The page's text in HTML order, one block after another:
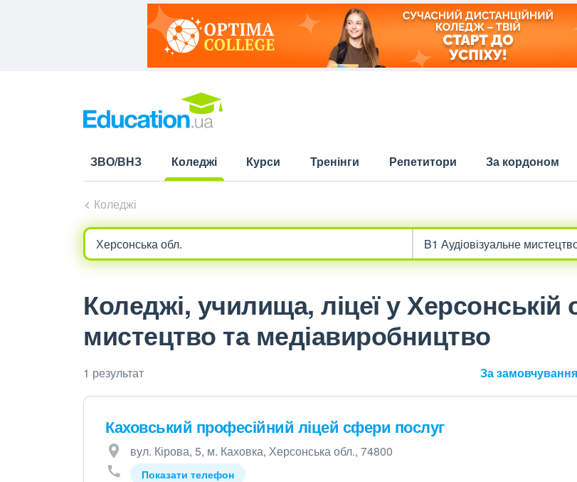
ЗВО/ВНЗ
Коледжі
Курси Тренінги Репетитори За кордоном
Коледжі
Коледжі, училища, ліцеї у Херсонській
мистецтво та медіавиробництво
1 результат За
Каховський професійний ліцей сфери послуг
вул. Кірова, 5, м. Каховка, Херсонська обл., 74800
Показати телефон